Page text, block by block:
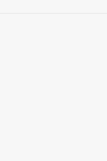
AQUA
CITRAL, BENZYL